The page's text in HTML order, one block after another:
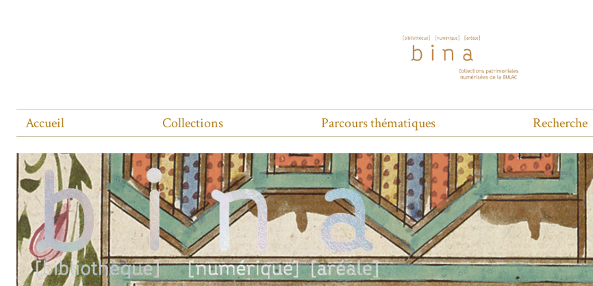
Accueil Collections Parcours thématiques Recherche